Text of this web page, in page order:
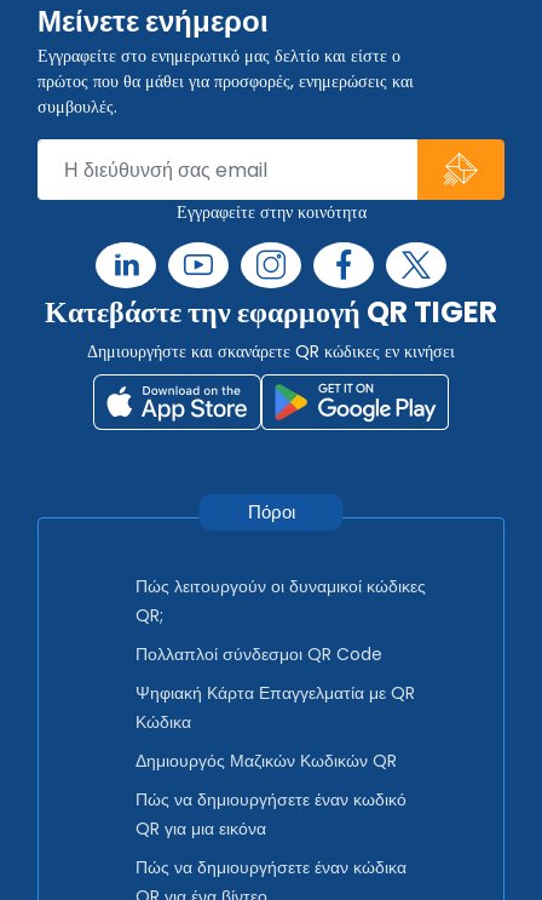
Μείνετε ενήμεροι
Εγγραφείτε στο ενημερωτικό μας δελτίο και είστε ο
πρώτος που θα μάθει για προσφορές, ενημερώσεις και
συμβουλές.
Εγγραφείτε στην κοινότητα
Κατεβάστε την εφαρμογή QR TIGER
Δημιουργήστε και σκανάρετε QR κώδικες εν κινήσει
Πόροι
Πώς λειτουργούν οι δυναμικοί κώδικες
QR;
Πολλαπλοί σύνδεσμοι QR Code
Ψηφιακή Κάρτα Επαγγελματία με QR
Κώδικα
Δημιουργός Μαζικών Κωδικών QR
Πώς να δημιουργήσετε έναν κωδικό
QR για μια εικόνα
Πώς να δημιουργήσετε έναν κώδικα